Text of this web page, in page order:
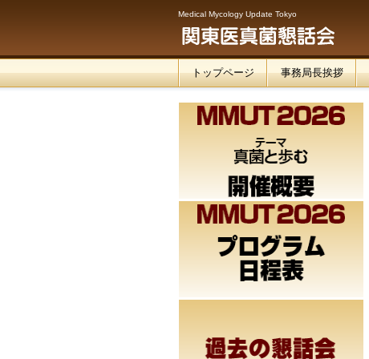
Medical Mycology Update Tokyo
トップページ 事務局長挨拶